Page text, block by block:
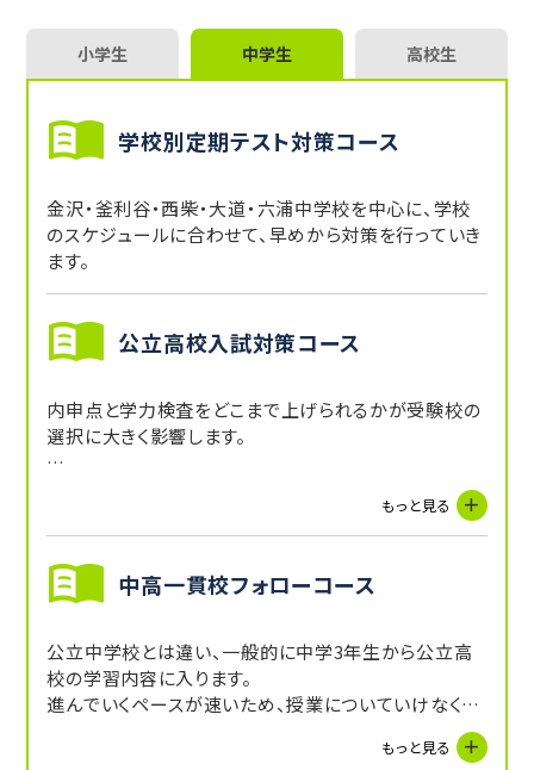
小学生 中学生 高校生
学校別定期テスト対策コース
金沢・釜利谷・西柴・大道・六浦中学校を中心に、学校
のスケジュールに合わせて、早めから対策を行っていき
ます。
公立高校入試対策コース
内申点と学力検査をどこまで上げられるかが受験校の
選択に大きく影響します。
・内申が足りなければ入試で得点できる力をつけましょ
・本番に自信がなく安全志向の方は、内申点をできるだ
け高めましょう。
もっと見る
中高一貫校フォローコース
公立中学校とは違い、一般的に中学3年生から公立高
校の学習内容に入ります。
進んでいくペースが速いため、授業についていけなくな
学校だけでも受験対策までできるようにしっかりとした
もっと見る